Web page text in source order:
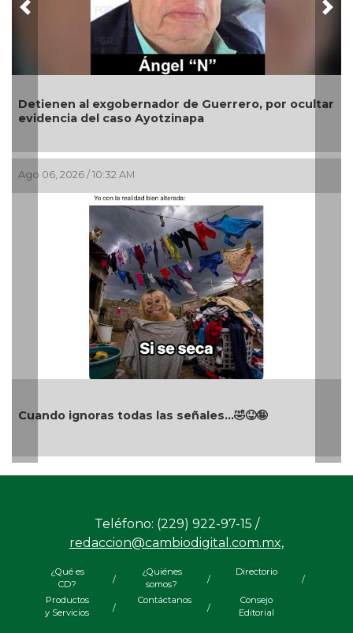
al exgobernador de Guerrero, por ocultar
del caso Ayotzinapa
/ 10:32 AM
ignoras todas las señales…🤣😝🤪
Gobierno
Previous
Teléfono: (229) 922-97-15 /
redaccion@cambiodigital.com.mx,
¿Qué es
CD?
/
¿Quiénes
somos?
/
Directorio
/
Productos
y Servicios
/
Contáctanos
/
Consejo
Editorial